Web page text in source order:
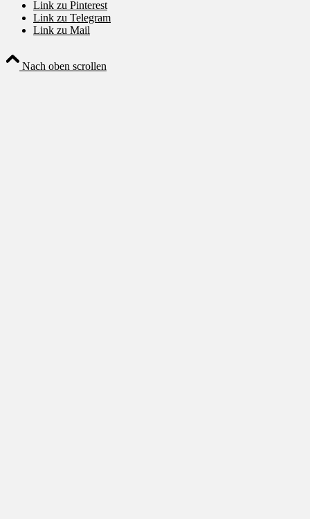
Link zu Pinterest
Link zu Telegram
Link zu Mail
Nach oben scrollen